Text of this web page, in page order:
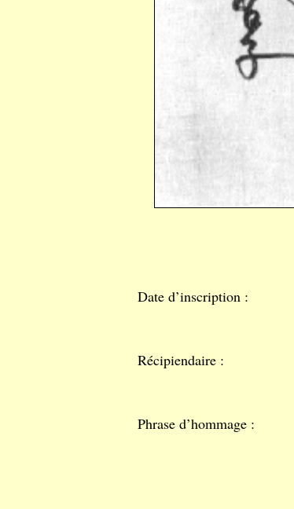
Date d’inscription :
Récipiendaire :
Phrase d’hommage :